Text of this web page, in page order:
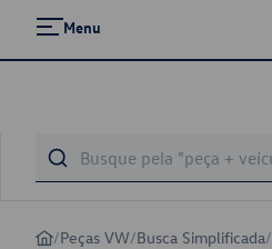
Menu
/Peças VW/Busca Simplificada/